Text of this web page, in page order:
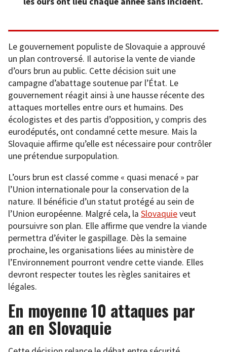
Le gouvernement populiste de Slovaquie a approuvé
un plan controversé. Il autorise la vente de viande
d’ours brun au public. Cette décision suit une
campagne d’abattage soutenue par l’État. Le
gouvernement réagit ainsi à une hausse récente des
attaques mortelles entre ours et humains. Des
écologistes et des partis d’opposition, y compris des
eurodéputés, ont condamné cette mesure. Mais la
Slovaquie affirme qu’elle est nécessaire pour contrôler
une prétendue surpopulation.
L’ours brun est classé comme « quasi menacé » par
l’Union internationale pour la conservation de la
nature. Il bénéficie d’un statut protégé au sein de
l’Union européenne. Malgré cela, la Slovaquieveut
poursuivre son plan. Elle affirme que vendre la viande
permettra d’éviter le gaspillage. Dès la semaine
prochaine, les organisations liées au ministère de
l’Environnement pourront vendre cette viande. Elles
devront respecter toutes les règles sanitaires et
légales.
En moyenne 10 attaques par
an en Slovaquie